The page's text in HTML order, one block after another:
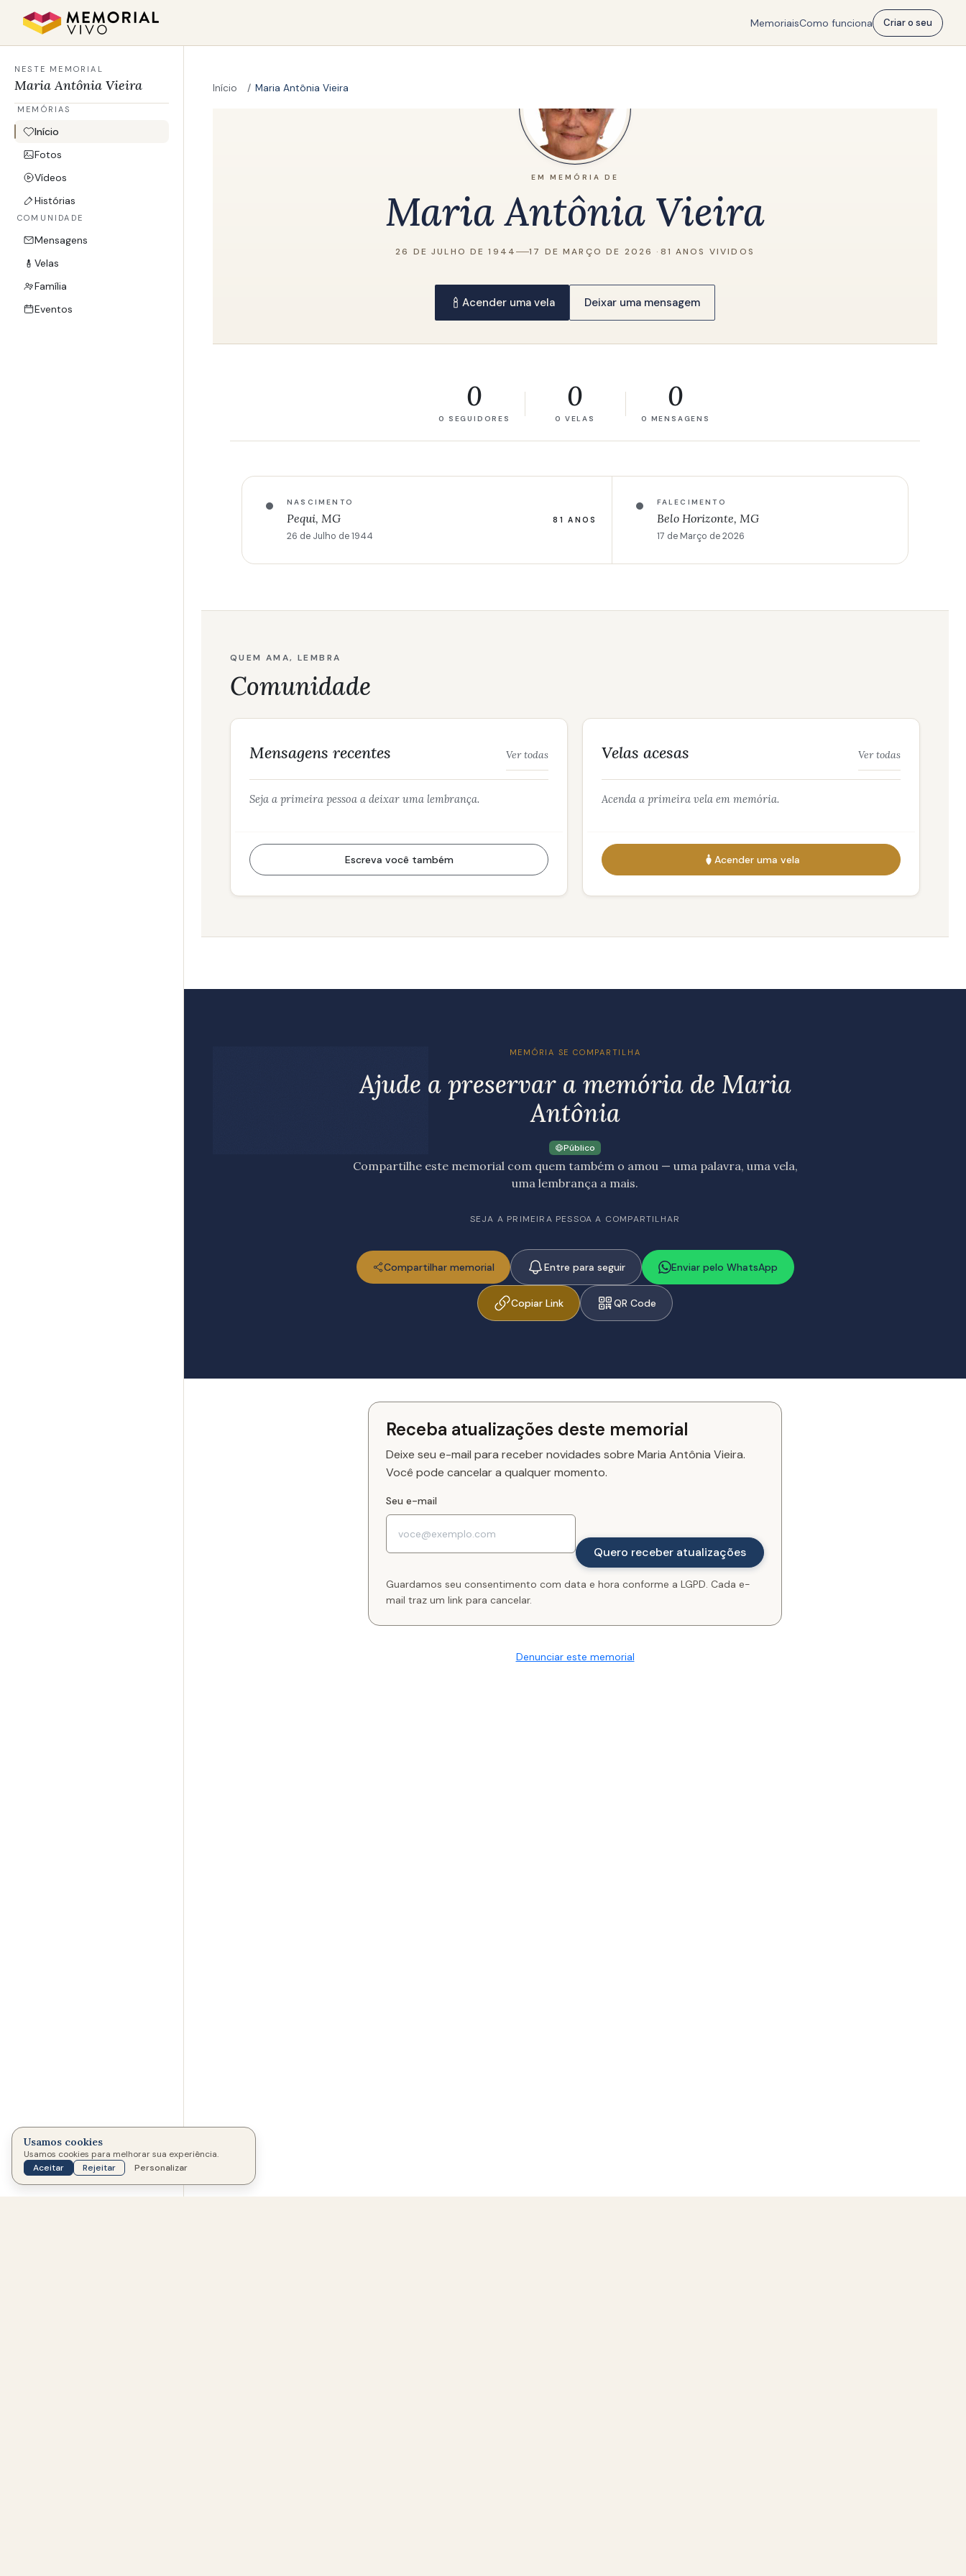
Ir para o conteúdo principal
Usamos cookies
Usamos cookies para melhorar sua experiência.
Aceitar
Rejeitar Personalizar
MemoriaisComo funciona Criar o seu
NESTE MEMORIAL
Maria Antônia Vieira
MEMÓRIAS
Início
Fotos
Vídeos
Histórias
COMUNIDADE
Mensagens
Velas
Família
Eventos
MEMORIAL CRIADO POR
Março de 2026
Início Maria Antônia Vieira
EM MEMÓRIA DE
Maria Antônia Vieira
26 DE JULHO DE 1944 17 DE MARÇO DE 2026 · 81 ANOS VIVIDOS
Acender uma vela Deixar uma mensagem
0
0 SEGUIDORES
0
0 VELAS
0
0 MENSAGENS
NASCIMENTO
Pequi, MG
26 de Julho de 1944
81 ANOS
FALECIMENTO
Belo Horizonte, MG
17 de Março de 2026
QUEM AMA, LEMBRA
Comunidade
Mensagens recentes Ver todas
Seja a primeira pessoa a deixar uma lembrança.
Escreva você também
Velas acesas Ver todas
Acenda a primeira vela em memória.
Acender uma vela
MEMÓRIA SE COMPARTILHA
Ajude a preservar a memória de Maria
Antônia
Público
Compartilhe este memorial com quem também o amou — uma palavra, uma vela,
uma lembrança a mais.
SEJA A PRIMEIRA PESSOA A COMPARTILHAR
Compartilhar memorial Entre para seguir Enviar pelo WhatsApp
Copiar Link QR Code
Receba atualizações deste memorial
Deixe seu e-mail para receber novidades sobre Maria Antônia Vieira.
Você pode cancelar a qualquer momento.
Seu e-mail
Guardamos seu consentimento com data e hora conforme a LGPD. Cada e-
mail traz um link para cancelar.
Denunciar este memorial